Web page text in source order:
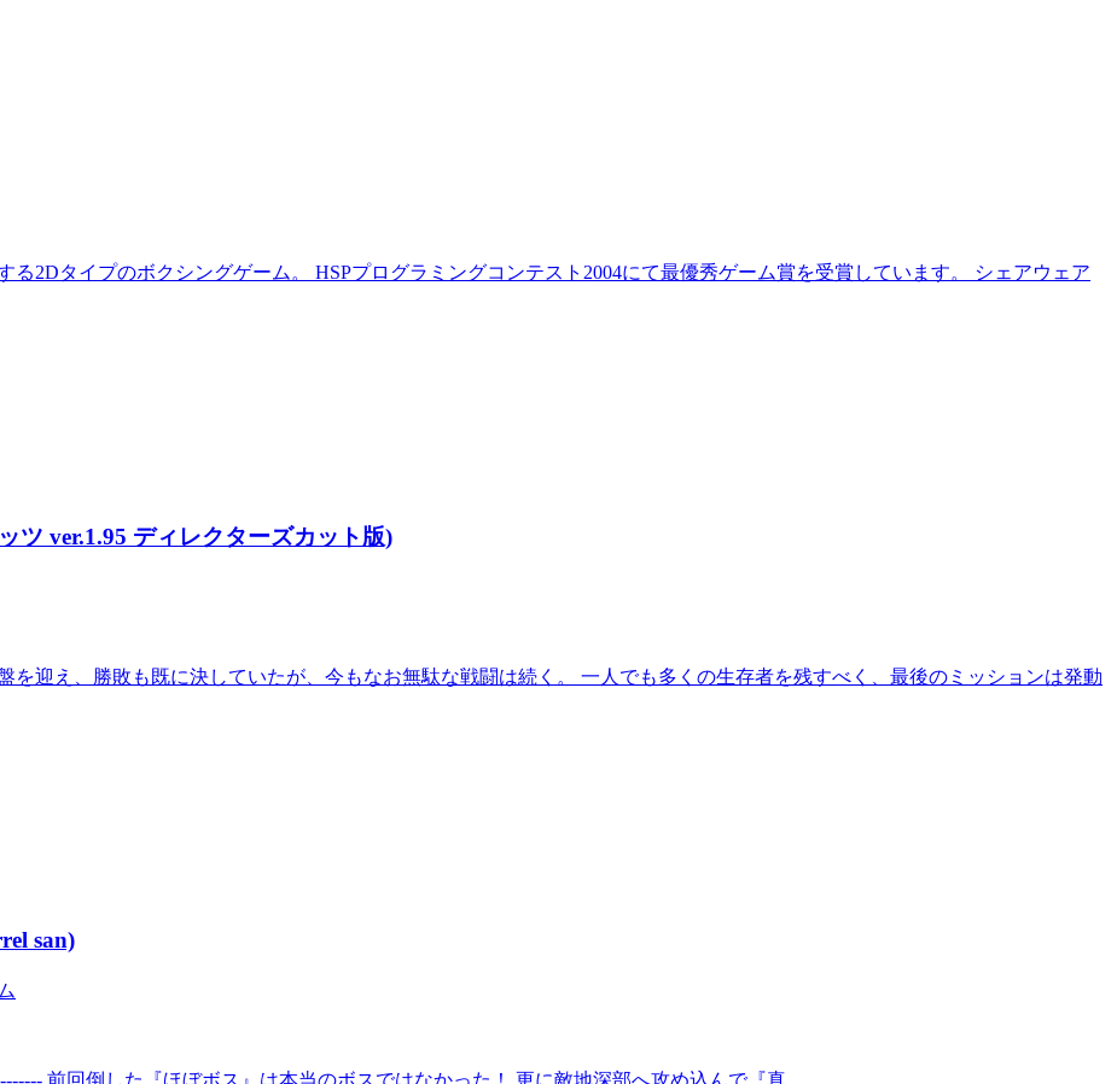
2Dタイプのボクシングゲーム。 HSPプログラミングコンテスト2004にて最優秀ゲーム賞を受賞しています。 シェアウェア
ver.1.95 ディレクターズカット版)
を迎え、勝敗も既に決していたが、今もなお無駄な戦闘は続く。 一人でも多くの生存者を残すべく、最後のミッションは発動
san)
前回倒した『ほぼボス』は本当のボスではなかった！ 更に敵地深部へ攻め込んで『真